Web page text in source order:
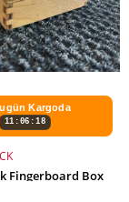
Kargoda
11:06:16
Fingerboard Box